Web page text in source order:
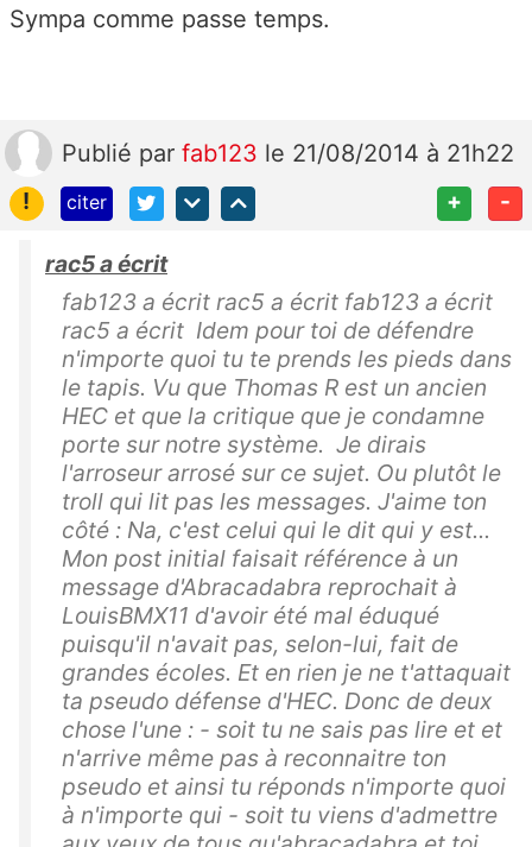
Sympa comme passe temps.
Publié par fab123 le 21/08/2014 à 21h22
!
citer + -
rac5 a écrit
fab123 a écrit rac5 a écrit fab123 a écrit
rac5 a écrit Idem pour toi de défendre
n'importe quoi tu te prends les pieds dans
le tapis. Vu que Thomas R est un ancien
HEC et que la critique que je condamne
porte sur notre système. Je dirais
l'arroseur arrosé sur ce sujet. Ou plutôt le
troll qui lit pas les messages. J'aime ton
côté : Na, c'est celui qui le dit qui y est...
Mon post initial faisait référence à un
message d'Abracadabra reprochait à
LouisBMX11 d'avoir été mal éduqué
puisqu'il n'avait pas, selon-lui, fait de
grandes écoles. Et en rien je ne t'attaquait
ta pseudo défense d'HEC. Donc de deux
chose l'une : - soit tu ne sais pas lire et et
n'arrive même pas à reconnaitre ton
pseudo et ainsi tu réponds n'importe quoi
à n'importe qui - soit tu viens d'admettre